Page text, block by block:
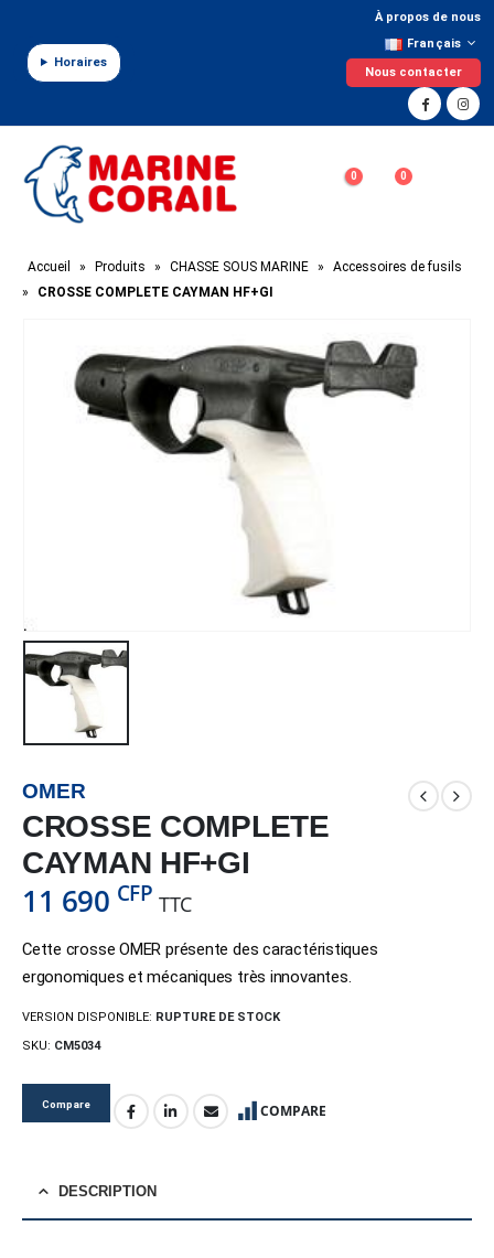
Horaires
À propos de nous
Français
Nous contacter
0 0
Accueil » Produits » CHASSE SOUS MARINE »
Accessoires de fusils
»
CROSSE COMPLETE CAYMAN HF+GI
OMER
CROSSE COMPLETE
CAYMAN HF+GI
11 690 CFP TTC
Cette crosse OMER présente des caractéristiques
ergonomiques et mécaniques très innovantes.
VERSION DISPONIBLE: RUPTURE DE STOCK
SKU: CM5034
Compare COMPARE
DESCRIPTION